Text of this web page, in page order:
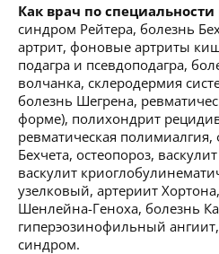
Как врач по специальности
синдром Рейтера, болезнь
артрит, фоновые артриты
подагра и псевдоподагра,
волчанка, склеродермия
болезнь Шегрена,
форме), полихондрит
ревматическая
Бехчета, остеопороз,
васкулит
узелковый, артериит
Шенлейна-Геноха, болезнь
гиперэозинофильный
синдром.